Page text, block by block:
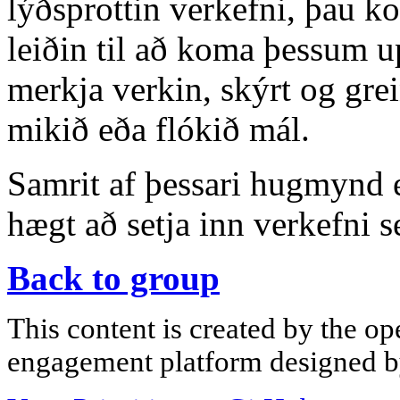
lýðsprottin verkefni, þau
leiðin til að koma þessum
merkja verkin, skýrt og
mikið eða flókið mál.
Samrit af þessari
hægt að setja inn verkefni
Back to group
This content is created by the
engagement platform designed